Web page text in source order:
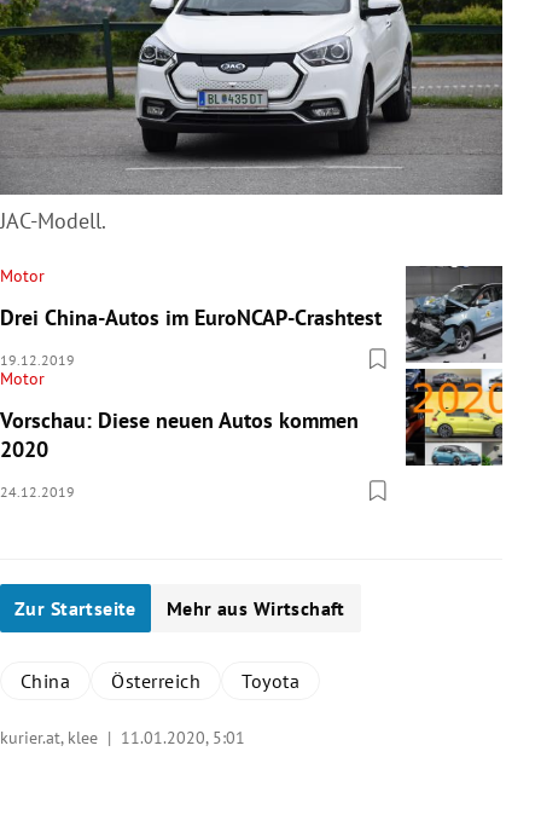
JAC-Modell.
Motor
Drei China-Autos im EuroNCAP-Crashtest
19.12.2019
Motor
Vorschau: Diese neuen Autos kommen
2020
24.12.2019
Zur Startseite Mehr aus Wirtschaft
China Österreich Toyota
kurier.at, klee | 11.01.2020, 5:01